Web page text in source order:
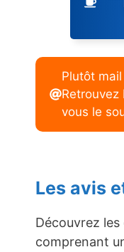
Plutôt
Retrouvez
vous le
Les avis
Découvrez
comprenant